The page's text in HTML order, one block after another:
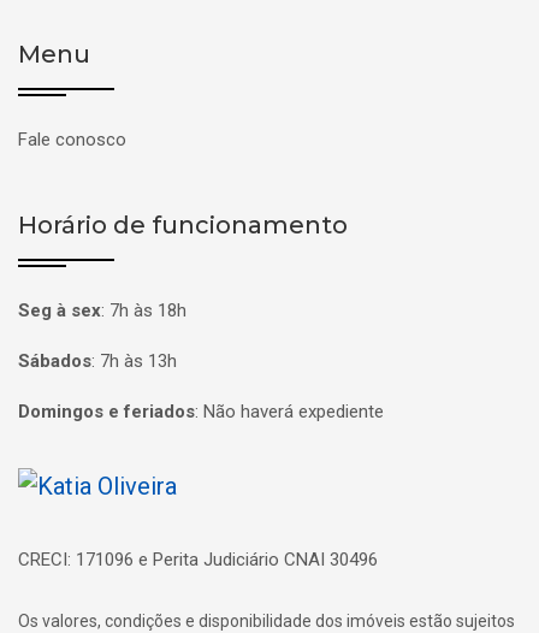
Menu
Fale conosco
Horário de funcionamento
Seg à sex: 7h às 18h
Sábados: 7h às 13h
Domingos e feriados: Não haverá expediente
Página inicial
CRECI: 171096 e Perita Judiciário CNAI 30496
Os valores, condições e disponibilidade dos imóveis estão sujeitos